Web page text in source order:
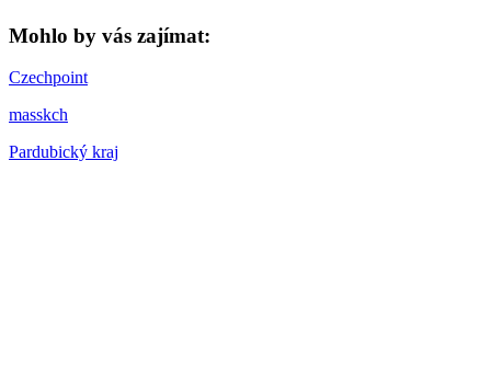
Mohlo by vás zajímat:
Czechpoint
masskch
Pardubický kraj